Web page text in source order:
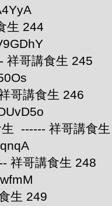
生 244
祥哥講食生 245
哥講食生 246
------ 祥哥講食
祥哥講食生 248
生 249